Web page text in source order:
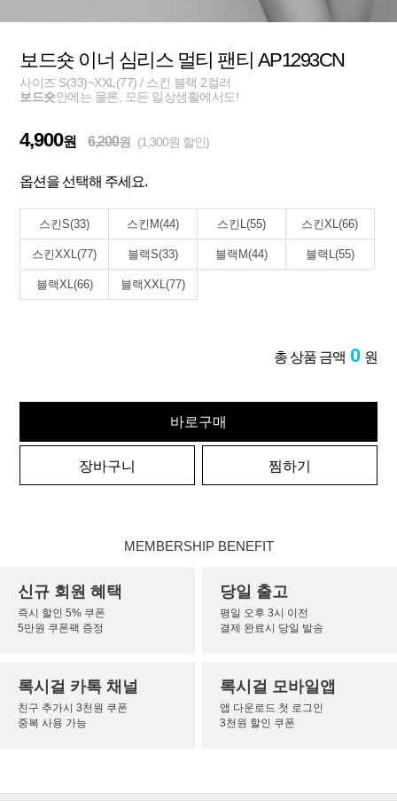
보드숏 이너 심리스 멀티 팬티 AP1293CN
사이즈 S(33)~XXL(77) / 스킨 블랙 2컬러
보드숏안에는 물론, 모든 일상생활에서도!
4,900원 6,200원 (1,300원 할인)
옵션을 선택해 주세요.
스킨S(33) 스킨M(44) 스킨L(55) 스킨XL(66)
스킨XXL(77) 블랙S(33) 블랙M(44) 블랙L(55)
블랙XL(66) 블랙XXL(77)
총 상품 금액 0 원
바로구매
장바구니 찜하기
MEMBERSHIP BENEFIT
신규 회원 혜택
즉시 할인 5% 쿠폰
5만원 쿠폰팩 증정
당일 출고
평일 오후 3시 이전
결제 완료시 당일 발송
록시걸 카톡 채널
친구 추가시 3천원 쿠폰
중복 사용 가능
록시걸 모바일앱
앱 다운로드 첫 로그인
3천원 할인 쿠폰